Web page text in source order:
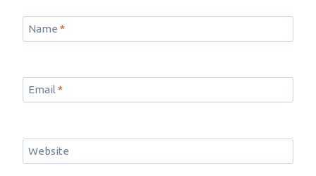
Name *
Email*
Website